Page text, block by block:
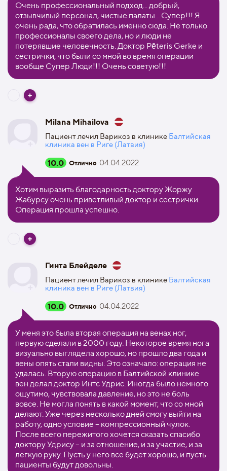
Очень профессиональный подход... добрый,
отзывчивый персонал, чистые палаты... Супер!!! Я
очень рада, что обратилась именно сюда. Не только
профессионалы своего дела, но и люди не
потерявшие человечность. Доктор Pēteris Gerke и
сестрички, что были со мной во время операции
вообще Супер Люди!!! Очень советую!!!
Milana Mihailova
Пациент лечил Варикоз в клинике Балтийская
клиника вен в Риге (Латвия)
10.0 Отлично 04.04.2022
Хотим выразить благодарность доктору Жоржу
Жабурсу очень приветливый доктор и сестрички.
Операция прошла успешно.
Гинта Блейделе
Пациент лечил Варикоз в клинике Балтийская
клиника вен в Риге (Латвия)
10.0 Отлично 04.04.2022
У меня это была вторая операция на венах ног,
первую сделали в 2000 году. Некоторое время нога
визуально выглядела хорошо, но прошло два года и
вены опять стали видны. Это означало: операция не
удалась. Вторую операцию в Балтийской клинике
вен делал доктор Интс Удрис. Иногда было немного
ощутимо, чувствовала давление, но это не боль
вовсе. Не могла понять в какой момент, что со мной
делают. Уже через несколько дней смогу выйти на
работу, одно условие – компрессионный чулок.
После всего пережитого хочется сказать спасибо
доктору Удрису – и за отношение, и за участие, и за
легкую руку. Пусть у него все будет хорошо, и пусть
пациенты будут довольны.